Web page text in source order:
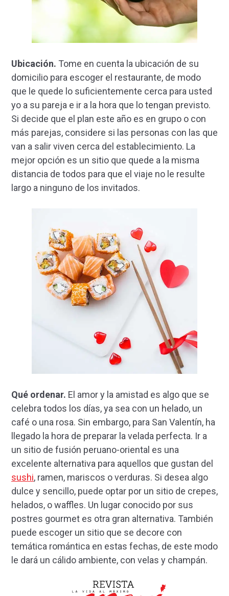
Ubicación. Tome en cuenta la ubicación de su
domicilio para escoger el restaurante, de modo
que le quede lo suficientemente cerca para usted
yo a su pareja e ir a la hora que lo tengan previsto.
Si decide que el plan este año es en grupo o con
más parejas, considere si las personas con las que
van a salir viven cerca del establecimiento. La
mejor opción es un sitio que quede a la misma
distancia de todos para que el viaje no le resulte
largo a ninguno de los invitados.
Qué ordenar. El amor y la amistad es algo que se
celebra todos los días, ya sea con un helado, un
café o una rosa. Sin embargo, para San Valentín, ha
llegado la hora de preparar la velada perfecta. Ir a
un sitio de fusión peruano-oriental es una
excelente alternativa para aquellos que gustan del
sushi, ramen, mariscos o verduras. Si desea algo
dulce y sencillo, puede optar por un sitio de crepes,
helados, o waffles. Un lugar conocido por sus
postres gourmet es otra gran alternativa. También
puede escoger un sitio que se decore con
temática romántica en estas fechas, de este modo
le dará un cálido ambiente, con velas y champán.